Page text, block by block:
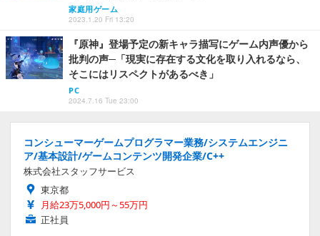
家庭用ゲーム
2023.1.20 Fri 13:20
『原神』登場予定の新キャラ描写にゲーム内声優から
批判の声─「現実に存在する文化を取り入れるなら、
そこにはリスペクトがあるべき」
PC
2024.7.16 Tue 23:00
コンシューマーゲームプログラマー業務/システムエンジニ
ア/基本設計/ゲームコンテンツ開発企業/C++
株式会社スタッフサービス
東京都
月給23万5,000円～55万円
正社員